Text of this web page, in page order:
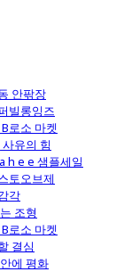
안팎장
빌롱잉즈
로소 마켓
유의 힘
h e e 샘플세일
토오브제
각
조형
로소 마켓
결심
에 평화